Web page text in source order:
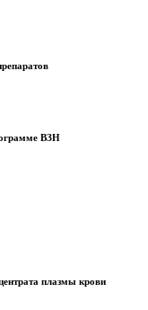
ВЗН
плазмы крови